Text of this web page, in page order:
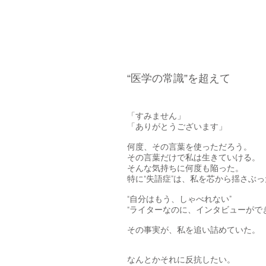
“医学の常識”を超えて
「すみません」
「ありがとうございます」
何度、その言葉を使っただろう。
その言葉だけで私は生きていける。
そんな気持ちに何度も陥った。
特に“失語症”は、私を芯から揺さぶっ
“自分はもう、しゃべれない”
“ライターなのに、インタビューがで
その事実が、私を追い詰めていた。
なんとかそれに反抗したい。